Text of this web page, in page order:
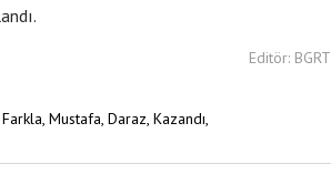
Editör: BGRT
Farkla, Mustafa, Daraz, Kazandı,